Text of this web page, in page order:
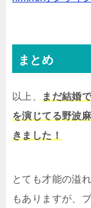
まとめ
以上、
まだ結婚
を演じてる野波
きました！
とても才能の溢
もありますが、